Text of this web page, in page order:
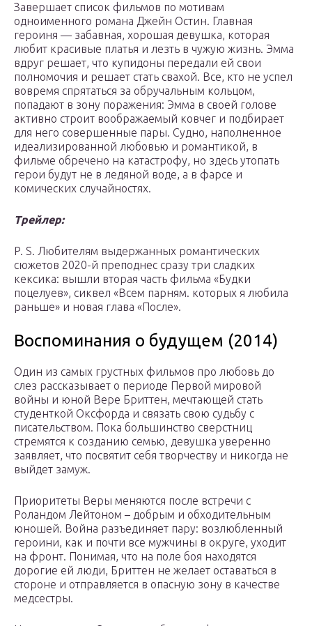
Завершает список фильмов по мотивам
одноименного романа Джейн Остин. Главная
героиня — забавная, хорошая девушка, которая
любит красивые платья и лезть в чужую жизнь. Эмма
вдруг решает, что купидоны передали ей свои
полномочия и решает стать свахой. Все, кто не успел
вовремя спрятаться за обручальным кольцом,
попадают в зону поражения: Эмма в своей голове
активно строит воображаемый ковчег и подбирает
для него совершенные пары. Судно, наполненное
идеализированной любовью и романтикой, в
фильме обречено на катастрофу, но здесь утопать
герои будут не в ледяной воде, а в фарсе и
комических случайностях.
Трейлер:
P. S. Любителям выдержанных романтических
сюжетов 2020-й преподнес сразу три сладких
кексика: вышли вторая часть фильма «Будки
поцелуев», сиквел «Всем парням. которых я любила
раньше» и новая глава «После».
Воспоминания о будущем (2014)
Один из самых грустных фильмов про любовь до
слез рассказывает о периоде Первой мировой
войны и юной Вере Бриттен, мечтающей стать
студенткой Оксфорда и связать свою судьбу с
писательством. Пока большинство сверстниц
стремятся к созданию семью, девушка уверенно
заявляет, что посвятит себя творчеству и никогда не
выйдет замуж.
Приоритеты Веры меняются после встречи с
Роландом Лейтоном – добрым и обходительным
юношей. Война разъединяет пару: возлюбленный
героини, как и почти все мужчины в округе, уходит
на фронт. Понимая, что на поле боя находятся
дорогие ей люди, Бриттен не желает оставаться в
стороне и отправляется в опасную зону в качестве
медсестры.